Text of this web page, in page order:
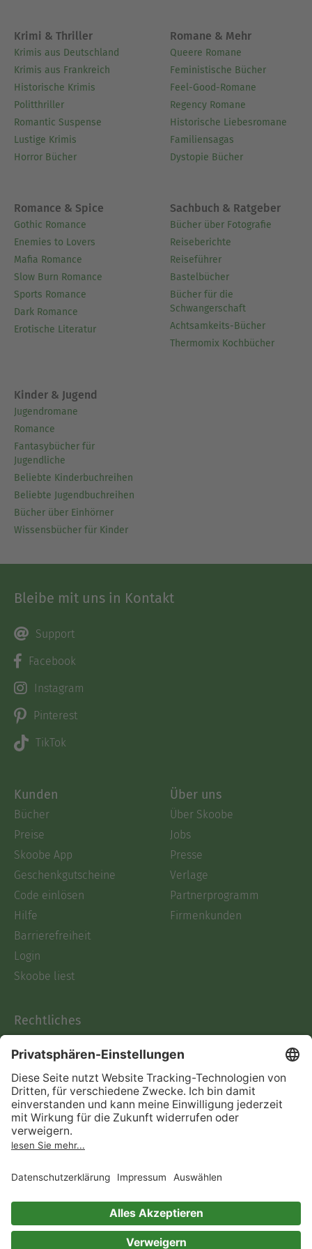
Krimi & Thriller
Krimis aus Deutschland
Krimis aus Frankreich
Historische Krimis
Politthriller
Romantic Suspense
Lustige Krimis
Horror Bücher
Romane & Mehr
Queere Romane
Feministische Bücher
Feel-Good-Romane
Regency Romane
Historische Liebesromane
Familiensagas
Dystopie Bücher
Romance & Spice
Gothic Romance
Enemies to Lovers
Mafia Romance
Slow Burn Romance
Sports Romance
Dark Romance
Erotische Literatur
Sachbuch & Ratgeber
Bücher über Fotografie
Reiseberichte
Reiseführer
Bastelbücher
Bücher für die
Schwangerschaft
Achtsamkeits-Bücher
Thermomix Kochbücher
Kinder & Jugend
Jugendromane
Romance
Fantasybücher für
Jugendliche
Beliebte Kinderbuchreihen
Beliebte Jugendbuchreihen
Bücher über Einhörner
Wissensbücher für Kinder
Bleibe mit uns in Kontakt
Support
Facebook
Instagram
Pinterest
TikTok
Kunden
Bücher
Preise
Skoobe App
Geschenkgutscheine
Code einlösen
Hilfe
Barrierefreiheit
Login
Skoobe liest
Über uns
Über Skoobe
Jobs
Presse
Verlage
Partnerprogramm
Firmenkunden
Rechtliches
AGB
Informationen nach Data
Act
Verträge hier kündigen
Impressum
Immer ein gutes Buch